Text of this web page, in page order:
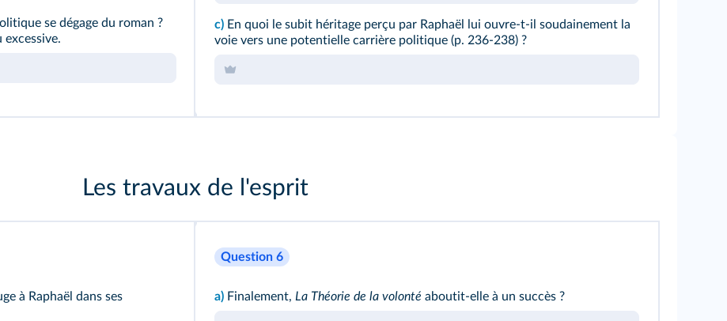
se dégage du roman ?
c) En quoi le subit héritage perçu par Raphaël lui ouvre-t-il soudainement la
voie vers une potentielle carrière politique (p. 236-238) ?
Les travaux de l'esprit
à Raphaël dans ses
Question 6
a) Finalement, La Théorie de la volonté aboutit-elle à un succès ?